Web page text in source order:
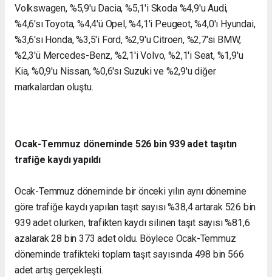
Volkswagen, %5,9'u Dacia, %5,1'i Skoda %4,9'u Audi,
%4,6'sı Toyota, %4,4'ü Opel, %4,1'i Peugeot, %4,0'ı Hyundai,
%3,6'sı Honda, %3,5'i Ford, %2,9'u Citroen, %2,7'si BMW,
%2,3'ü Mercedes-Benz, %2,1'i Volvo, %2,1'i Seat, %1,9'u
Kia, %0,9'u Nissan, %0,6'sı Suzuki ve %2,9'u diğer
markalardan oluştu.
Ocak-Temmuz döneminde 526 bin 939 adet taşıtın
trafiğe kaydı yapıldı
Ocak-Temmuz döneminde bir önceki yılın aynı dönemine
göre trafiğe kaydı yapılan taşıt sayısı %38,4 artarak 526 bin
939 adet olurken, trafikten kaydı silinen taşıt sayısı %81,6
azalarak 28 bin 373 adet oldu. Böylece Ocak-Temmuz
döneminde trafikteki toplam taşıt sayısında 498 bin 566
adet artış gerçekleşti.